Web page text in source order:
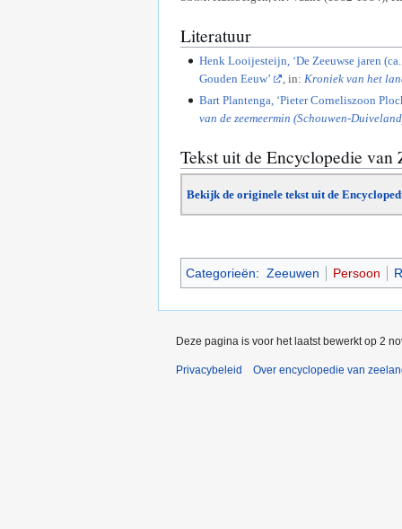
Literatuur
Henk Looijesteijn, ‘De Zeeuwse jaren
Gouden Eeuw’
, in: Kroniek van het
Bart Plantenga, ‘Pieter Corneliszoon
van de zeemeermin (Schouwen-
Tekst uit de Encyclopedie van
Bekijk de originele tekst uit de
Categorieën: Zeeuwen Persoon
Deze pagina is voor het laatst bewerkt op 2
Privacybeleid Over encyclopedie van